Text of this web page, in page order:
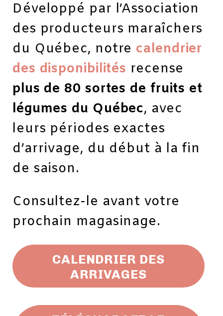
Développé par l’Association
des producteurs maraîchers
du Québec, notre calendrier
des disponibilités recense
plus de 80 sortes de fruits et
légumes du Québec, avec
leurs périodes exactes
d’arrivage, du début à la fin
de saison.
Consultez-le avant votre
prochain magasinage.
CALENDRIER DES
ARRIVAGES